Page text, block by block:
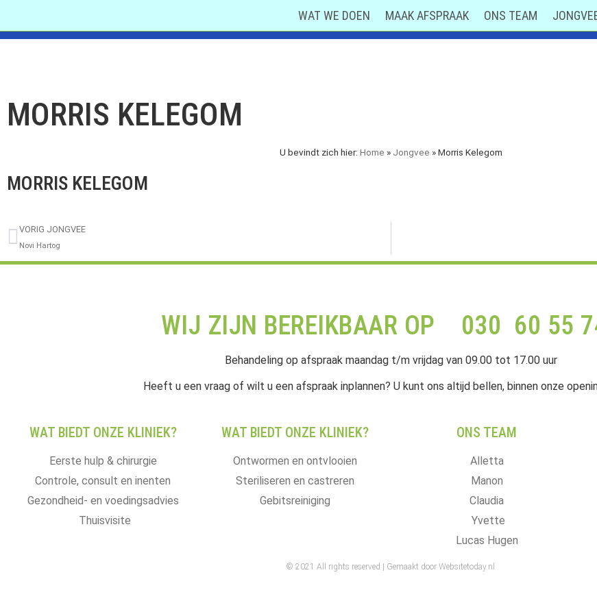
WAT WE DOEN MAAK AFSPRAAK ONS TEAM
MORRIS KELEGOM
U bevindt zich hier: Home » Jongvee »Morris Kelegom
MORRIS KELEGOM
VORIG JONGVEE
Novi Hartog
WIJ ZIJN BEREIKBAAR OP 030 60 55
Behandeling op afspraak maandag t/m vrijdag van 09.00 tot 17.00 uur
Heeft u een vraag of wilt u een afspraak inplannen? U kunt ons altijd bellen, binnen onze
WAT BIEDT ONZE KLINIEK?
Eerste hulp & chirurgie
Controle, consult en inenten
Gezondheid- en voedingsadvies
Thuisvisite
WAT BIEDT ONZE KLINIEK?
Ontwormen en ontvlooien
Steriliseren en castreren
Gebitsreiniging
ONS TEAM
Alletta
Manon
Claudia
Yvette
Lucas Hugen
© 2021 All rights reserved | Gemaakt door Websitetoday.nl